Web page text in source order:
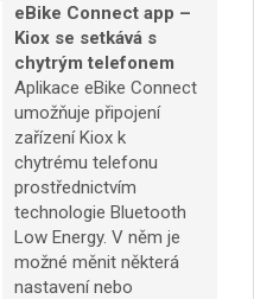
eBike Connect app –
Kiox se setkává s
chytrým telefonem
Aplikace eBike Connect
umožňuje připojení
zařízení Kiox k
chytrému telefonu
prostřednictvím
technologie Bluetooth
Low Energy. V něm je
možné měnit některá
nastavení nebo